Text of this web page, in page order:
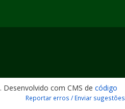
. Desenvolvido com CMS de código
Reportar erros / Enviar sugestões